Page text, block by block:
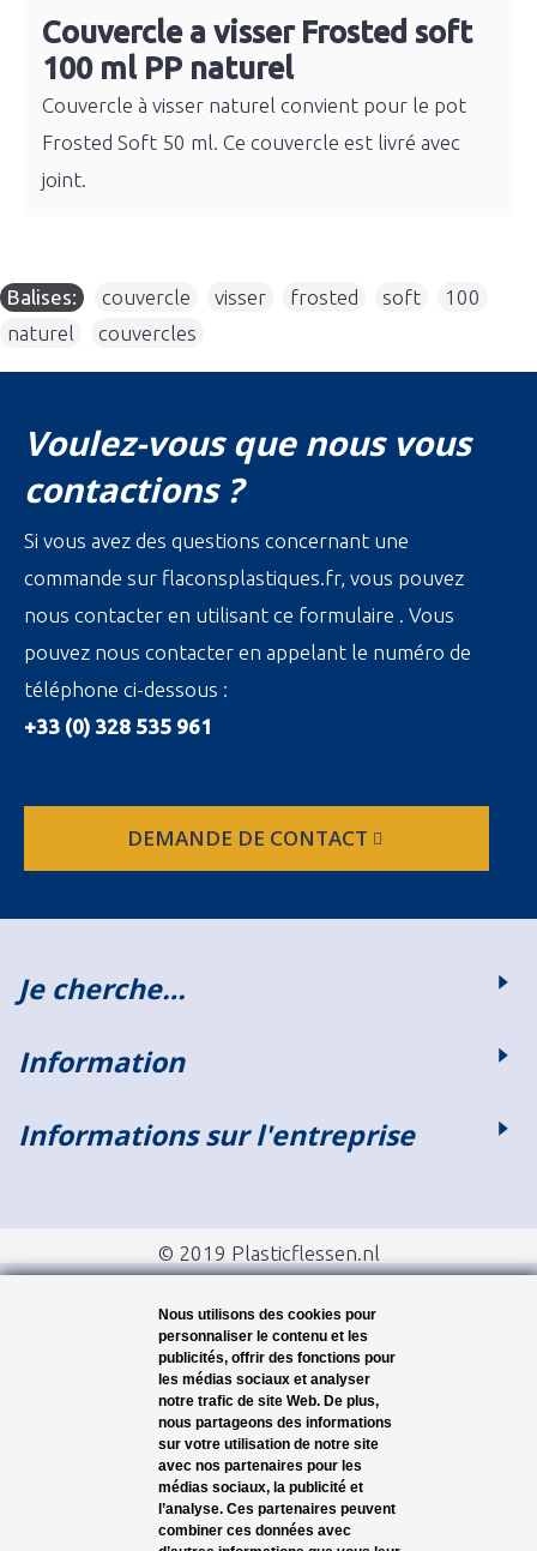
Couvercle a visser Frosted soft
100 ml PP naturel
Couvercle à visser naturel convient pour le pot
Frosted Soft 50 ml. Ce couvercle est livré avec
joint.
Balises: couvercle visser frosted soft 100
naturel
couvercles
Voulez-vous que nous vous
contactions ?
Si vous avez des questions concernant une
commande sur flaconsplastiques.fr, vous pouvez
nous contacter en utilisant ce formulaire . Vous
pouvez nous contacter en appelant le numéro de
téléphone ci-dessous :
+33 (0) 328 535 961
DEMANDE DE CONTACT
Je cherche…
Information
Informations sur l'entreprise
© 2019 Plasticflessen.nl
Nous utilisons des cookies pour
personnaliser le contenu et les
publicités, offrir des fonctions pour
les médias sociaux et analyser
notre trafic de site Web. De plus,
nous partageons des informations
sur votre utilisation de notre site
avec nos partenaires pour les
médias sociaux, la publicité et
l’analyse. Ces partenaires peuvent
combiner ces données avec